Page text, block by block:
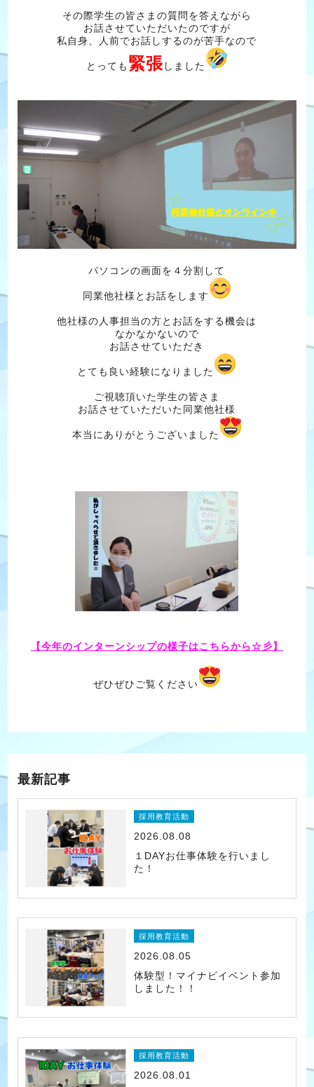
その際学生の皆さまの質問を答えながら
お話させていただいたのですが
私自身、人前でお話しするのが苦手なので
とっても 緊張 しました
パソコンの画面を４分割して
同業他社様とお話をします
他社様の人事担当の方とお話をする機会は
なかなかないので
お話させていただき
とても良い経験になりました
ご視聴頂いた学生の皆さま
お話させていただいた同業他社様
本当にありがとうございました
【今年のインターンシップの様子はこちらから☆彡】
ぜひぜひご覧ください
最新記事
採用教育活動
2026.08.08
１DAYお仕事体験を行いまし
た！
採用教育活動
2026.08.05
体験型！マイナビイベント参加
しました！！
採用教育活動
2026.08.01